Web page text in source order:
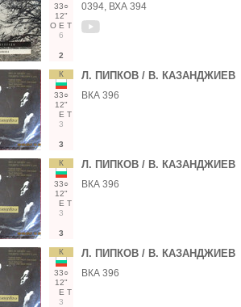
33○
12"
О Е Т
6
2
0394, ВХА 394
К
33○
12"
Е Т
3
3
Л. ПИПКОВ / В. КАЗАНДЖИЕВ
ВКА 396
К
33○
12"
Е Т
3
3
Л. ПИПКОВ / В. КАЗАНДЖИЕВ
ВКА 396
К
33○
12"
Е Т
3
Л. ПИПКОВ / В. КАЗАНДЖИЕВ
ВКА 396